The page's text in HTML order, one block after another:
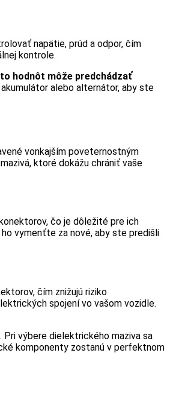
napätie, prúd a odpor, čím
kontrole.
hodnôt môže predchádzať
alebo alternátor, aby ste
vonkajším poveternostným
ktoré dokážu chrániť vaše
čo je dôležité pre ich
vymenťte za nové, aby ste predišli
čím znižujú riziko
spojení vo vašom vozidle.
výbere dielektrického maziva sa
komponenty zostanú v perfektnom